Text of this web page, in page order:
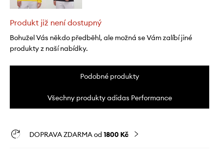
Produkt již není dostupný
Bohužel Vás někdo předběhl, ale možná se Vám zalíbí jiné
produkty z naší nabídky.
Podobné produkty
Všechny produkty adidas Performance
DOPRAVA ZDARMA od 1800 Kč